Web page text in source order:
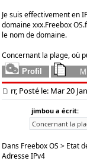
Je suis effectivement en
domaine xxx.Freebox
le nom de domaine.
Concernant la plage, où
rr, Posté le: Mar 20
jimbou a écrit:
Concernant la
Dans Freebox OS > Etat
Adresse IPv4